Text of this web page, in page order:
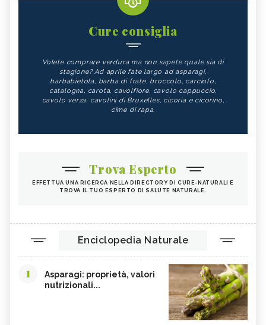
Cure consiglia
Volete comprare verdura ma non sapete quale sia di
stagione? Ad aprile fate largo ad asparagi,
barbabietola, barba di frate, broccolo, carciofo,
catalogna, carota, cavolfiore, cavolo cappuccio,
cavolo verza, cavolini di Bruxelles, cicoria e cicorino,
cime di rapa.
Trova Esperto
EFFETTUA UNA RICERCA NELLA DIRECTORY DI CURE-NATURALI E
TROVA IL TUO ESPERTO DI SALUTE NATURALE.
Enciclopedia Naturale
1
Asparagi: proprietà, valori
nutrizionali...